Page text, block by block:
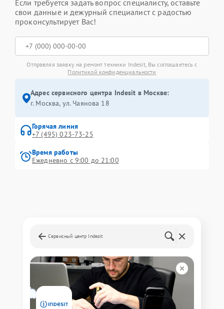
Если требуется задать вопрос специалисту, оставьте
свои данные и дежурный специалист с радостью
проконсультирует Вас!
Отправляя заявку на ремонт техники Indesit, Вы соглашаетесь с
Политикой конфиденциальности
Адрес сервисного центра Indesit в Москве:
г. Москва, ул. Чаянова 18
Горячая линия
+7 (495) 023-73-25
Время работы
Ежедневно с 9:00 до 21:00
Сервисный центр Indesit